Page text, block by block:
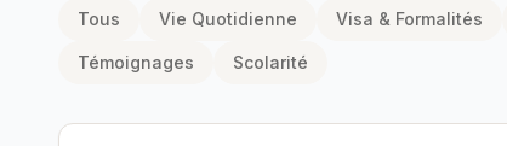
Tous Vie Quotidienne Visa & Formalités
Témoignages Scolarité